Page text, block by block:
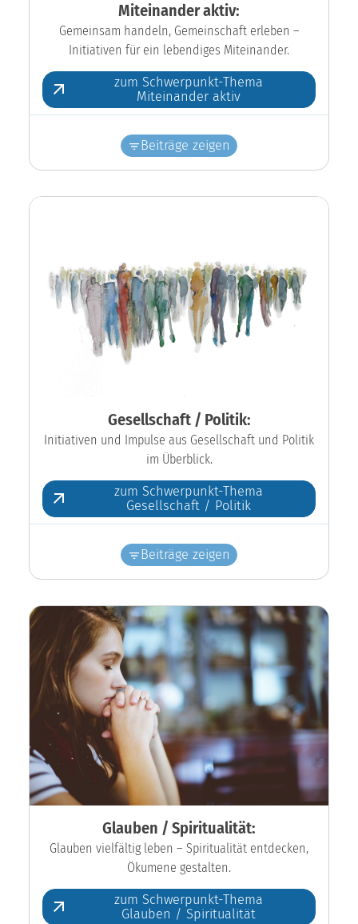
Miteinander aktiv:
Gemeinsam handeln, Gemeinschaft erleben –
Initiativen für ein lebendiges Miteinander.
zum Schwerpunkt-Thema
Miteinander aktiv
Beiträge zeigen
Gesellschaft / Politik:
Initiativen und Impulse aus Gesellschaft und Politik
im Überblick.
zum Schwerpunkt-Thema
Gesellschaft / Politik
Beiträge zeigen
Glauben / Spiritualität:
Glauben vielfältig leben – Spiritualität entdecken,
Ökumene gestalten.
zum Schwerpunkt-Thema
Glauben / Spiritualität